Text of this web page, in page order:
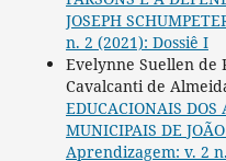
JOSEPH
n. 2 (2021): Dossiê I
Evelynne Suellen de
Cavalcanti de
EDUCACIONAIS DOS
MUNICIPAIS DE
Aprendizagem: v. 2